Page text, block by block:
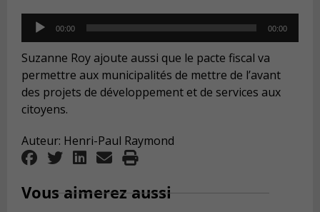
Audio
Player
00:00 00:00
Suzanne Roy ajoute aussi que le pacte fiscal va
permettre aux municipalités de mettre de l’avant
des projets de développement et de services aux
citoyens.
Auteur: Henri-Paul Raymond
Vous aimerez aussi